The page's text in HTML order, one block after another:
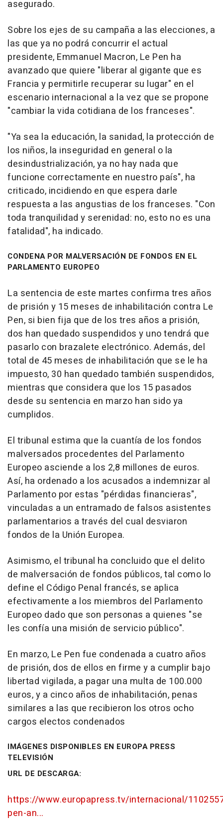
asegurado.
Sobre los ejes de su campaña a las elecciones, a
las que ya no podrá concurrir el actual
presidente, Emmanuel Macron, Le Pen ha
avanzado que quiere "liberar al gigante que es
Francia y permitirle recuperar su lugar" en el
escenario internacional a la vez que se propone
"cambiar la vida cotidiana de los franceses".
"Ya sea la educación, la sanidad, la protección de
los niños, la inseguridad en general o la
desindustrialización, ya no hay nada que
funcione correctamente en nuestro país", ha
criticado, incidiendo en que espera darle
respuesta a las angustias de los franceses. "Con
toda tranquilidad y serenidad: no, esto no es una
fatalidad", ha indicado.
CONDENA POR MALVERSACIÓN DE FONDOS EN EL
PARLAMENTO EUROPEO
La sentencia de este martes confirma tres años
de prisión y 15 meses de inhabilitación contra Le
Pen, si bien fija que de los tres años a prisión,
dos han quedado suspendidos y uno tendrá que
pasarlo con brazalete electrónico. Además, del
total de 45 meses de inhabilitación que se le ha
impuesto, 30 han quedado también suspendidos,
mientras que considera que los 15 pasados
desde su sentencia en marzo han sido ya
cumplidos.
El tribunal estima que la cuantía de los fondos
malversados procedentes del Parlamento
Europeo asciende a los 2,8 millones de euros.
Así, ha ordenado a los acusados a indemnizar al
Parlamento por estas "pérdidas financieras",
vinculadas a un entramado de falsos asistentes
parlamentarios a través del cual desviaron
fondos de la Unión Europea.
Asimismo, el tribunal ha concluido que el delito
de malversación de fondos públicos, tal como lo
define el Código Penal francés, se aplica
efectivamente a los miembros del Parlamento
Europeo dado que son personas a quienes "se
les confía una misión de servicio público".
En marzo, Le Pen fue condenada a cuatro años
de prisión, dos de ellos en firme y a cumplir bajo
libertad vigilada, a pagar una multa de 100.000
euros, y a cinco años de inhabilitación, penas
similares a las que recibieron los otros ocho
cargos electos condenados
IMÁGENES DISPONIBLES EN EUROPA PRESS
TELEVISIÓN
URL DE DESCARGA:
https://www.europapress.tv/internacional/
pen-an...